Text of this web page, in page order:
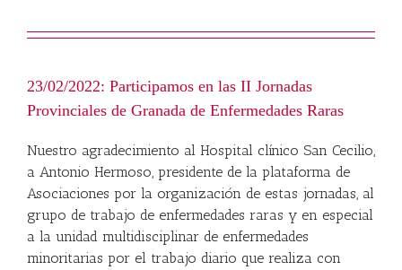
23/02/2022: Participamos en las II Jornadas
Provinciales de Granada de Enfermedades Raras
Nuestro agradecimiento al Hospital clínico San Cecilio,
a Antonio Hermoso, presidente de la plataforma de
Asociaciones por la organización de estas jornadas, al
grupo de trabajo de enfermedades raras y en especial
a la unidad multidisciplinar de enfermedades
minoritarias por el trabajo diario que realiza con